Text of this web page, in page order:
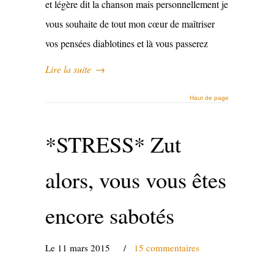
et légère dit la chanson mais personnellement je
vous souhaite de tout mon cœur de maîtriser
vos pensées diablotines et là vous passerez
Lire la suite →
Haut de page
*STRESS* Zut
alors, vous vous êtes
encore sabotés
Le 11 mars 2015 / 15 commentaires